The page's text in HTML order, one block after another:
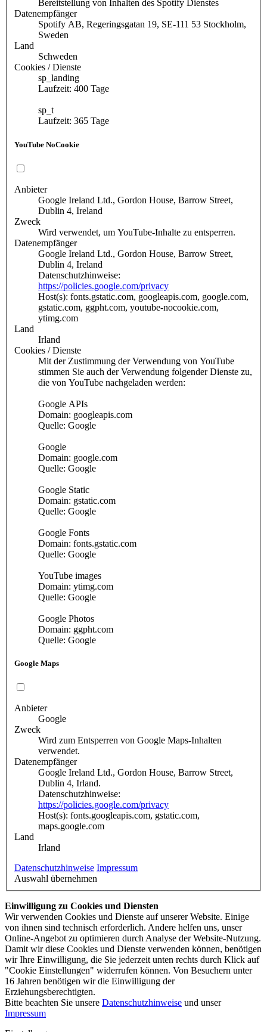
Bereitstellung von Inhalten des Spotify Dienstes
Datenempfänger
Spotify AB, Regeringsgatan 19, SE-111 53 Stockholm,
Sweden
Land
Schweden
Cookies / Dienste
sp_landing
Laufzeit: 400 Tage
sp_t
Laufzeit: 365 Tage
YouTube NoCookie
Anbieter
Google Ireland Ltd., Gordon House, Barrow Street,
Dublin 4, Ireland
Zweck
Wird verwendet, um YouTube-Inhalte zu entsperren.
Datenempfänger
Google Ireland Ltd., Gordon House, Barrow Street,
Dublin 4, Ireland
Datenschutzhinweise:
https://policies.google.com/privacy
Host(s): fonts.gstatic.com, googleapis.com, google.com,
gstatic.com, ggpht.com, youtube-nocookie.com,
ytimg.com
Land
Irland
Cookies / Dienste
Mit der Zustimmung der Verwendung von YouTube
stimmen Sie auch der Verwendung folgender Dienste zu,
die von YouTube nachgeladen werden:
Google APIs
Domain: googleapis.com
Quelle: Google
Google
Domain: google.com
Quelle: Google
Google Static
Domain: gstatic.com
Quelle: Google
Google Fonts
Domain: fonts.gstatic.com
Quelle: Google
YouTube images
Domain: ytimg.com
Quelle: Google
Google Photos
Domain: ggpht.com
Quelle: Google
Google Maps
Anbieter
Google
Zweck
Wird zum Entsperren von Google Maps-Inhalten
verwendet.
Datenempfänger
Google Ireland Ltd., Gordon House, Barrow Street,
Dublin 4, Irland.
Datenschutzhinweise:
https://policies.google.com/privacy
Host(s): fonts.googleapis.com, gstatic.com,
maps.google.com
Land
Irland
Datenschutzhinweise Impressum
Auswahl übernehmen
Einwilligung zu Cookies und Diensten
Wir verwenden Cookies und Dienste auf unserer Website. Einige
von ihnen sind technisch erforderlich. Andere helfen uns, unser
Online-Angebot zu optimieren durch Analyse der Website-Nutzung.
Damit wir diese Cookies und Dienste verwenden können, benötigen
wir Ihre Einwilligung, die Sie jederzeit unten rechts durch Klick auf
"Cookie Einstellungen" widerrufen können. Von Besuchern unter
16 Jahren benötigen wir die Einwilligung der
Erziehungsberechtigten.
Bitte beachten Sie unsere Datenschutzhinweise und unser
Impressum